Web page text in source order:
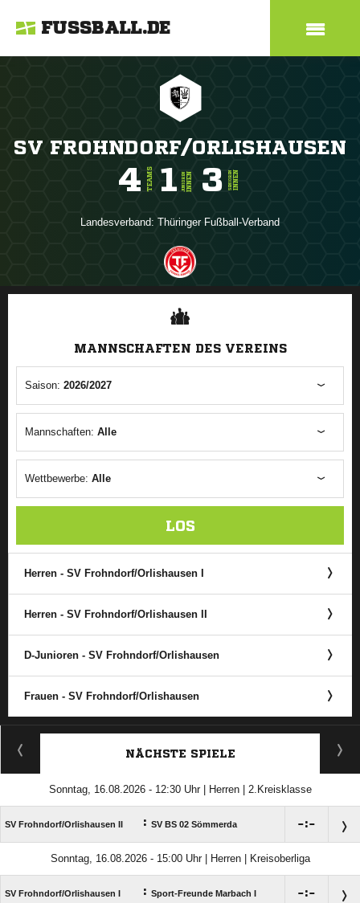
FUSSBALL.DE
SV FROHNDORF/ORLISHAUSEN
4 TEAMS 1 JUNIORENINNEN 3 SENIORENINNEN
Landesverband: Thüringer Fußball-Verband
ANZEIGE
MANNSCHAFTEN DES VEREINS
Saison: 2026/2027
Mannschaften: Alle
Wettbewerbe: Alle
LOS
Herren - SV Frohndorf/​Orlishausen I
Herren - SV Frohndorf/​Orlishausen II
D-Junioren - SV Frohndorf/​Orlishausen
Frauen - SV Frohndorf/​Orlishausen
ANZEIGE
NÄCHSTE SPIELE
Sonntag, 16.08.2026 - 12:30 Uhr | Herren | 2.Kreisklasse
SV Frohndorf/​Orlishausen II : SV BS 02 Sömmerda :
Sonntag, 16.08.2026 - 15:00 Uhr | Herren | Kreisoberliga
SV Frohndorf/​Orlishausen I : Sport-Freunde Marbach I :